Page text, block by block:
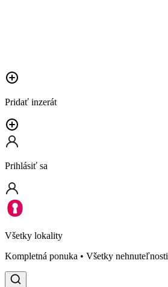
Pridať inzerát
Prihlásiť sa
Všetky lokality
Kompletná ponuka • Všetky nehnuteľnosti